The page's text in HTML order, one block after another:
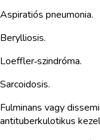
Aspiratiós pneumonia.
Berylliosis.
Loeffler‑szindróma.
Sarcoidosis.
Fulminans vagy
antituberkulotikus